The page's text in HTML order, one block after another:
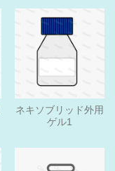
ネキソブリッド外用
ゲル1